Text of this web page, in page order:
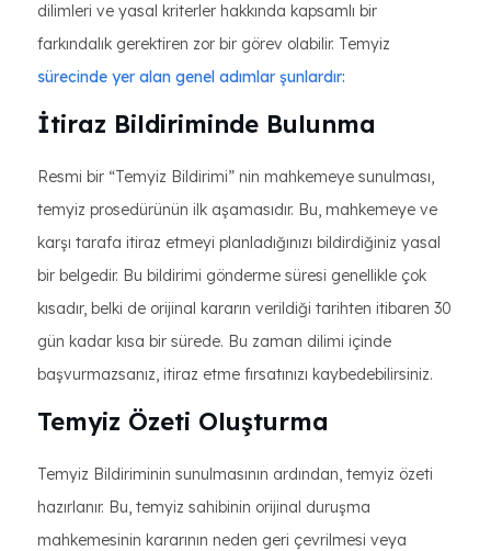
dilimleri ve yasal kriterler hakkında kapsamlı bir
farkındalık gerektiren zor bir görev olabilir. Temyiz
sürecinde yer alan genel adımlar şunlardır:
İtiraz Bildiriminde Bulunma
Resmi bir “Temyiz Bildirimi” nin mahkemeye sunulması,
temyiz prosedürünün ilk aşamasıdır. Bu, mahkemeye ve
karşı tarafa itiraz etmeyi planladığınızı bildirdiğiniz yasal
bir belgedir. Bu bildirimi gönderme süresi genellikle çok
kısadır, belki de orijinal kararın verildiği tarihten itibaren 30
gün kadar kısa bir sürede. Bu zaman dilimi içinde
başvurmazsanız, itiraz etme fırsatınızı kaybedebilirsiniz.
Temyiz Özeti Oluşturma
Temyiz Bildiriminin sunulmasının ardından, temyiz özeti
hazırlanır. Bu, temyiz sahibinin orijinal duruşma
mahkemesinin kararının neden geri çevrilmesi veya